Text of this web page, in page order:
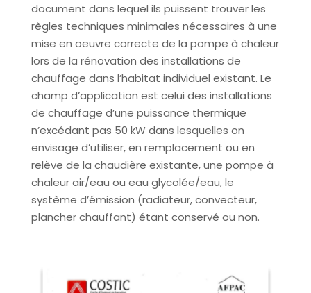
document dans lequel ils puissent trouver les
règles techniques minimales nécessaires à une
mise en oeuvre correcte de la pompe à chaleur
lors de la rénovation des installations de
chauffage dans l’habitat individuel existant. Le
champ d’application est celui des installations
de chauffage d’une puissance thermique
n’excédant pas 50 kW dans lesquelles on
envisage d’utiliser, en remplacement ou en
relève de la chaudière existante, une pompe à
chaleur air/eau ou eau glycolée/eau, le
système d’émission (radiateur, convecteur,
plancher chauffant) étant conservé ou non.